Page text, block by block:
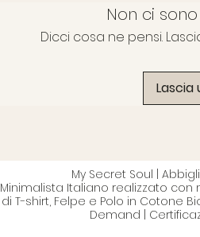
Non ci
Dicci cosa ne pensi.
Lascia
My Secret Soul |
Italiano realizzato
T-shirt, Felpe e Polo in Cotone
Demand |